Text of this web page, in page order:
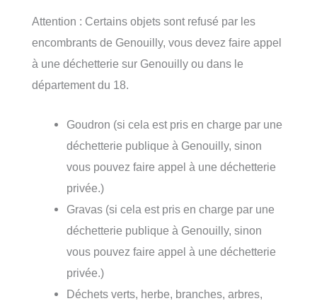
Attention : Certains objets sont refusé par les
encombrants de Genouilly, vous devez faire appel
à une déchetterie sur Genouilly ou dans le
département du 18.
Goudron (si cela est pris en charge par une
déchetterie publique à Genouilly, sinon
vous pouvez faire appel à une déchetterie
privée.)
Gravas (si cela est pris en charge par une
déchetterie publique à Genouilly, sinon
vous pouvez faire appel à une déchetterie
privée.)
Déchets verts, herbe, branches, arbres,